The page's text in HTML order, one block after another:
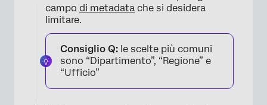
campo di metadata che si desidera
limitare.
Consiglio Q: le scelte più comuni
sono “Dipartimento”, “Regione” e
“Ufficio”